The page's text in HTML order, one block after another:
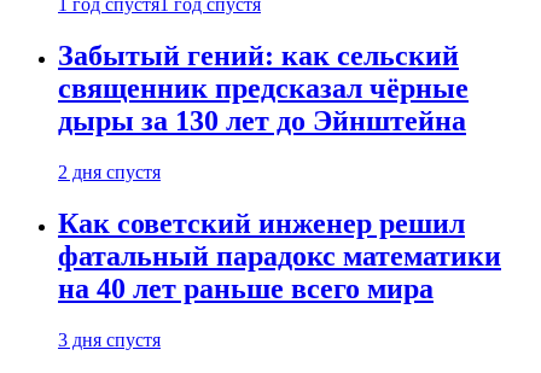
1 год спустя 1 год спустя
Забытый гений: как сельский
священник предсказал чёрные
дыры за 130 лет до Эйнштейна
2 дня спустя
Как советский инженер решил
фатальный парадокс математики
на 40 лет раньше всего мира
3 дня спустя